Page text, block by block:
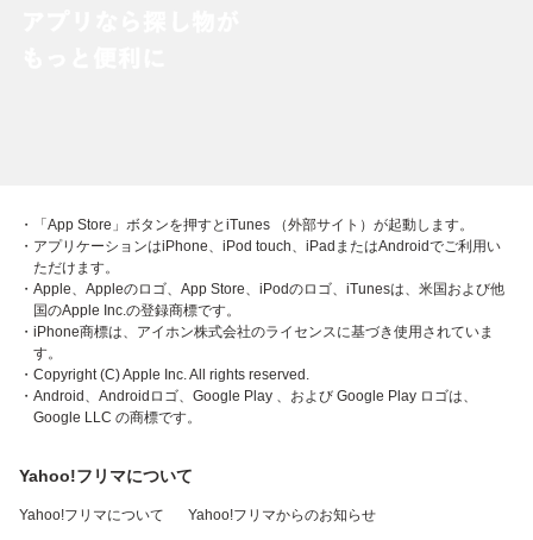
・「App Store」ボタンを押すとiTunes （外部サイト）が起動します。
・アプリケーションはiPhone、iPod touch、iPadまたはAndroidでご利用い
ただけます。
・Apple、Appleのロゴ、App Store、iPodのロゴ、iTunesは、米国および他
国のApple Inc.の登録商標です。
・iPhone商標は、アイホン株式会社のライセンスに基づき使用されていま
す。
・Copyright (C) Apple Inc. All rights reserved.
・Android、Androidロゴ、Google Play 、および Google Play ロゴは、
Google LLC の商標です。
Yahoo!フリマについて
Yahoo!フリマについて Yahoo!フリマからのお知らせ